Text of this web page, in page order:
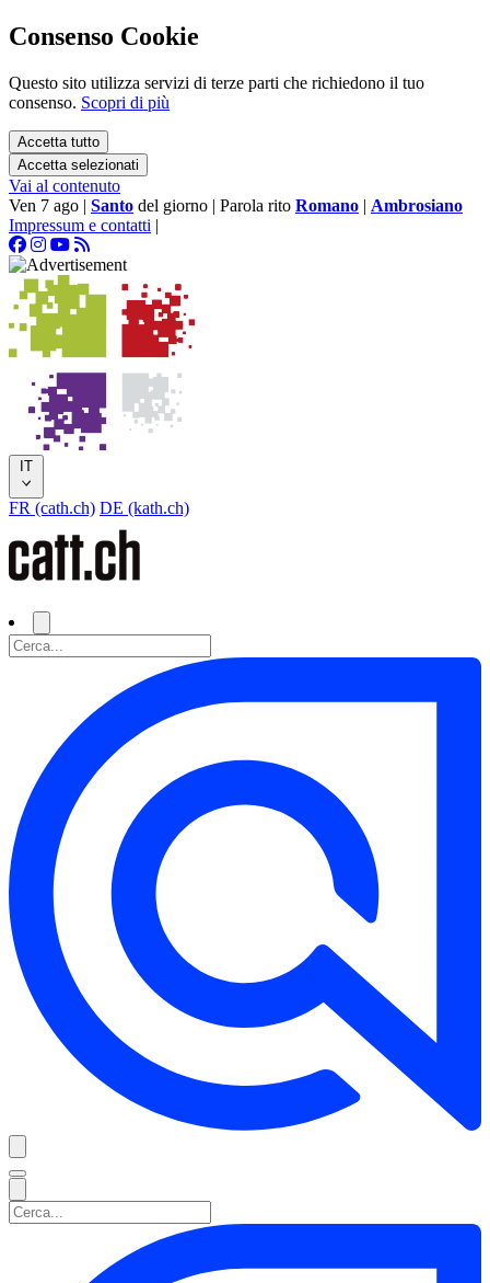
Consenso Cookie
Questo sito utilizza servizi di terze parti che richiedono il tuo
consenso. Scopri di più
Accetta tutto
Accetta selezionati
Vai al contenuto
Ven 7 ago | Santo del giorno | Parola rito Romano | Ambrosiano
Impressum e contatti |
IT
FR (cath.ch) DE (kath.ch)